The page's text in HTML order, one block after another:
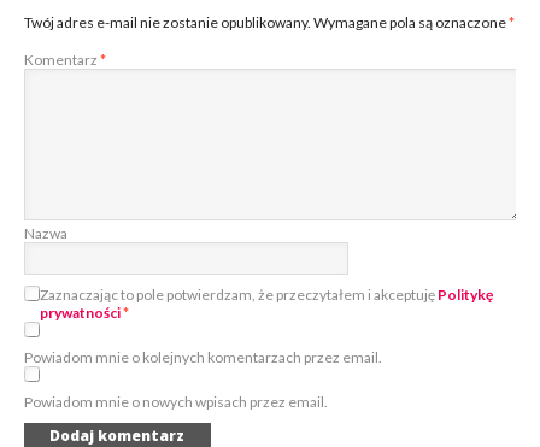
Twój adres e-mail nie zostanie opublikowany. Wymagane pola są oznaczone*
Komentarz *
Nazwa
Zaznaczając to pole potwierdzam, że przeczytałem i akceptuję Politykę
prywatności*
Powiadom mnie o kolejnych komentarzach przez email.
Powiadom mnie o nowych wpisach przez email.